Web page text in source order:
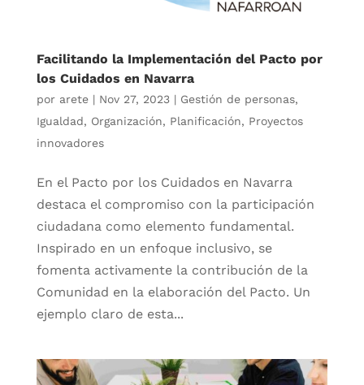
Facilitando la Implementación del Pacto por
los Cuidados en Navarra
por arete| Nov 27, 2023| Gestión de personas,
Igualdad, Organización, Planificación, Proyectos
innovadores
En el Pacto por los Cuidados en Navarra
destaca el compromiso con la participación
ciudadana como elemento fundamental.
Inspirado en un enfoque inclusivo, se
fomenta activamente la contribución de la
Comunidad en la elaboración del Pacto. Un
ejemplo claro de esta...